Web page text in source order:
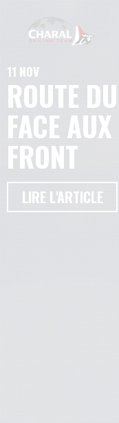
11 NOV
ROUTE
FACE
FRONT
LIRE L'ARTICLE